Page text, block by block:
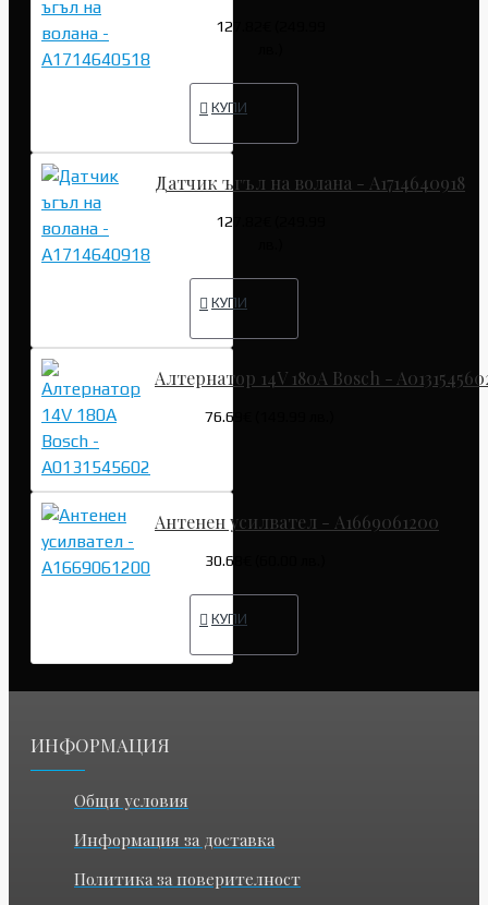
127.82€ (249.99
КУПИ
Датчик ъгъл на волана - A1714640918
127.82€ (249.99
КУПИ
Алтернатор 14V 180A Bosch -
76.69€ (149.99 лв.)
Антенен усилвател - A1669061200
30.68€ (60.00 лв.)
КУПИ
ИНФОРМАЦИЯ
Общи условия
Информация за доставка
Политика за поверителност